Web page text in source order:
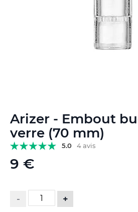
Arizer - Embout
verre (70 mm)
5.0 4 avis
9 €
- +
to
the
beginning
of
the
images